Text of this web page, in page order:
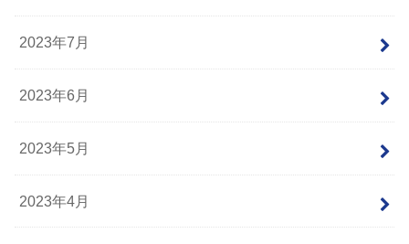
2023年7月
2023年6月
2023年5月
2023年4月